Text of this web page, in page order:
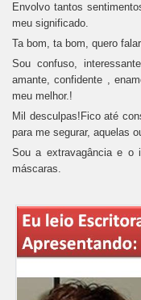
Envolvo tantos
meu significado.
Ta bom, ta bom, quero
Sou confuso,
amante, confidente ,
meu melhor.!
Mil desculpas!Fico até
para me segurar, aquelas
Sou a extravagância e o
máscaras.